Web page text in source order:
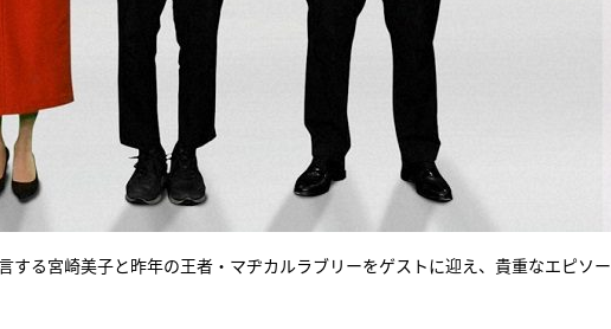
する宮崎美子と昨年の王者・マヂカルラブリーをゲストに迎え、貴重なエピソー